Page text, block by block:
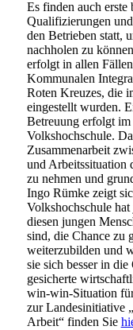
Es finden auch erste
Qualifizierungen
den Betrieben statt,
nachholen zu
erfolgt in allen
Kommunalen
Roten Kreuzes, die
eingestellt wurden.
Betreuung erfolgt
Volkshochschule.
Zusammenarbeit
und Arbeitssituation
zu nehmen und
Ingo Rümke zeigt
Volkshochschule
diesen jungen
sind, die Chance zu
weiterzubilden und
sie sich besser in
gesicherte
win-win-Situation
zur Landesinitiative
Arbeit“ finden Sie